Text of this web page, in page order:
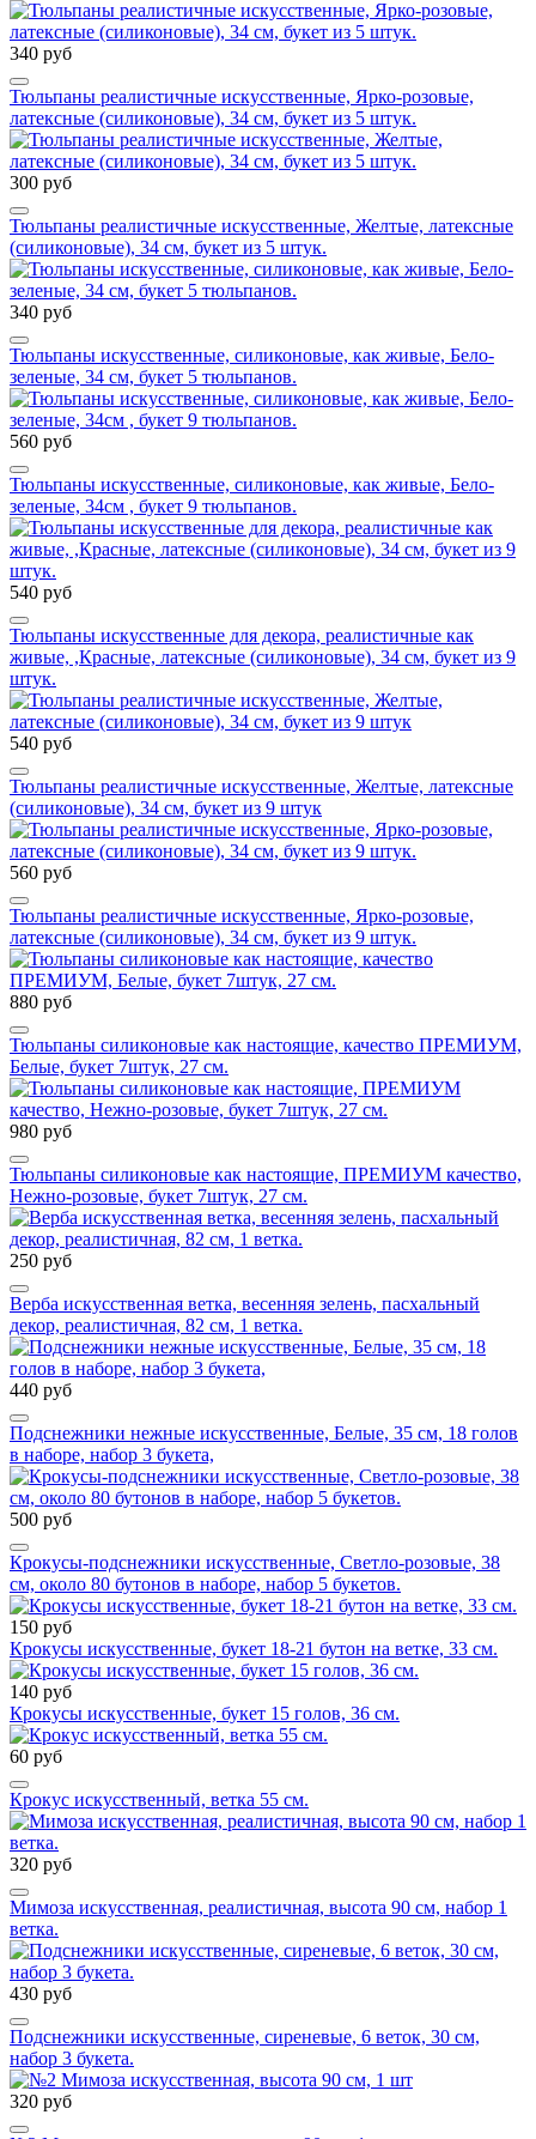
340 руб
Тюльпаны реалистичные искусственные, Ярко-розовые,
латексные (силиконовые), 34 см, букет из 5 штук.
300 руб
Тюльпаны реалистичные искусственные, Желтые, латексные
(силиконовые), 34 см, букет из 5 штук.
340 руб
Тюльпаны искусственные, силиконовые, как живые, Бело-
зеленые, 34 см, букет 5 тюльпанов.
560 руб
Тюльпаны искусственные, силиконовые, как живые, Бело-
зеленые, 34см , букет 9 тюльпанов.
540 руб
Тюльпаны искусственные для декора, реалистичные как
живые, ,Красные, латексные (силиконовые), 34 см, букет из 9
штук.
540 руб
Тюльпаны реалистичные искусственные, Желтые, латексные
(силиконовые), 34 см, букет из 9 штук
560 руб
Тюльпаны реалистичные искусственные, Ярко-розовые,
латексные (силиконовые), 34 см, букет из 9 штук.
880 руб
Тюльпаны силиконовые как настоящие, качество ПРЕМИУМ,
Белые, букет 7штук, 27 см.
980 руб
Тюльпаны силиконовые как настоящие, ПРЕМИУМ качество,
Нежно-розовые, букет 7штук, 27 см.
250 руб
Верба искусственная ветка, весенняя зелень, пасхальный
декор, реалистичная, 82 см, 1 ветка.
440 руб
Подснежники нежные искусственные, Белые, 35 см, 18 голов
в наборе, набор 3 букета,
500 руб
Крокусы-подснежники искусственные, Светло-розовые, 38
см, около 80 бутонов в наборе, набор 5 букетов.
150 руб
Крокусы искусственные, букет 18-21 бутон на ветке, 33 см.
140 руб
Крокусы искусственные, букет 15 голов, 36 см.
60 руб
Крокус искусственный, ветка 55 см.
320 руб
Мимоза искусственная, реалистичная, высота 90 см, набор 1
ветка.
430 руб
Подснежники искусственные, сиреневые, 6 веток, 30 см,
набор 3 букета.
320 руб